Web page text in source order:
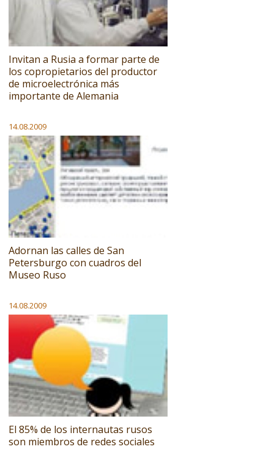
Invitan a Rusia a formar parte de
los copropietarios del productor
de microelectrónica más
importante de Alemania
14.08.2009
Adornan las calles de San
Petersburgo con cuadros del
Museo Ruso
14.08.2009
El 85% de los internautas rusos
son miembros de redes sociales